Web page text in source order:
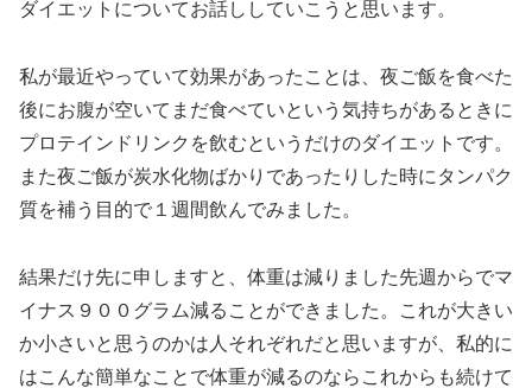
ダイエットについてお話ししていこうと思います。
私が最近やっていて効果があったことは、夜ご飯を食べた
後にお腹が空いてまだ食べていという気持ちがあるときに
プロテインドリンクを飲むというだけのダイエットです。
また夜ご飯が炭水化物ばかりであったりした時にタンパク
質を補う目的で１週間飲んでみました。
結果だけ先に申しますと、体重は減りました先週からでマ
イナス９００グラム減ることができました。これが大きい
か小さいと思うのかは人それぞれだと思いますが、私的に
はこんな簡単なことで体重が減るのならこれからも続けて